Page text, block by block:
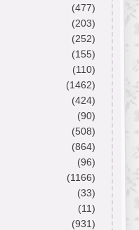
(477)
(203)
(252)
(155)
(110)
(1462)
(424)
(90)
(508)
(864)
(96)
(1166)
(33)
(11)
(931)